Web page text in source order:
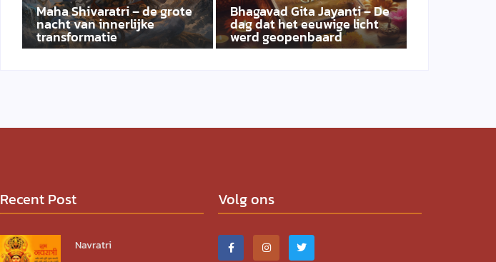
Maha Shivaratri – de grote
nacht van innerlijke
transformatie
Bhagavad Gita Jayanti – De
dag dat het eeuwige licht
werd geopenbaard
Recent Post
Navratri
Volg ons